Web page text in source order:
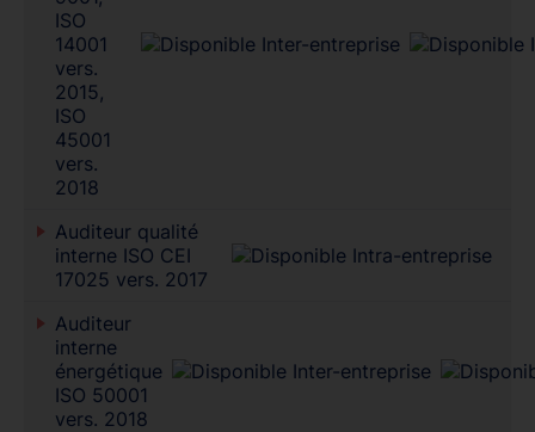
ISO
14001
vers.
2015,
ISO
45001
vers.
2018
Auditeur qualité
interne ISO CEI
17025 vers. 2017
Auditeur
interne
énergétique
ISO 50001
vers. 2018